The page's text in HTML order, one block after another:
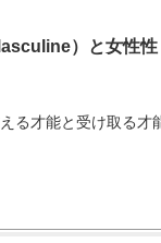
）と女性性
る才能と受け取る才